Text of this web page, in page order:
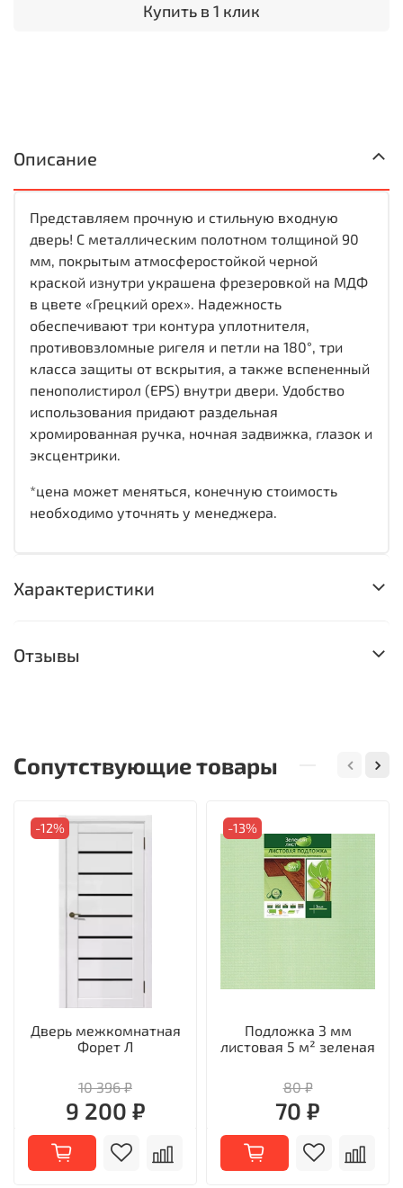
Купить в 1 клик
Описание
Представляем прочную и стильную входную
дверь! С металлическим полотном толщиной 90
мм, покрытым атмосферостойкой черной
краской изнутри украшена фрезеровкой на МДФ
в цвете «Грецкий орех». Надежность
обеспечивают три контура уплотнителя,
противовзломные ригеля и петли на 180°, три
класса защиты от вскрытия, а также вспененный
пенополистирол (EPS) внутри двери. Удобство
использования придают раздельная
хромированная ручка, ночная задвижка, глазок и
эксцентрики.
*цена может меняться, конечную стоимость
необходимо уточнять у менеджера.
Характеристики
Отзывы
Сопутствующие товары
-12%
Дверь межкомнатная
Форет Л
10 396 ₽
9 200 ₽
-13%
Подложка 3 мм
листовая 5 м² зеленая
80 ₽
70 ₽